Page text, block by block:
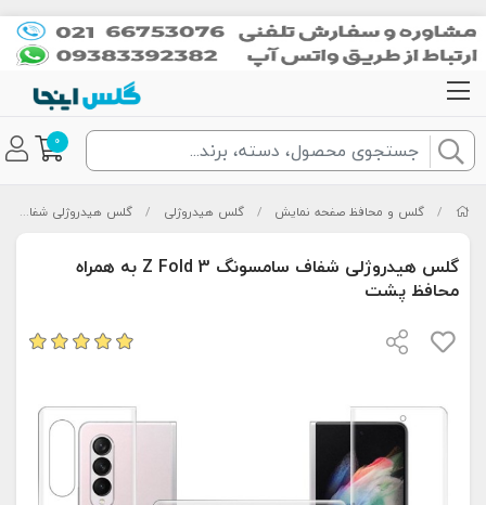
0
/ گلس و محافظ صفحه نمایش / گلس هیدروژلی / گلس هیدروژلی شفاف
گلس هیدروژلی شفاف سامسونگ Z Fold 3 به همراه
محافظ پشت